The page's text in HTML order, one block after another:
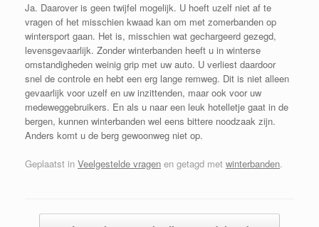
Ja. Daarover is geen twijfel mogelijk. U hoeft uzelf niet af te
vragen of het misschien kwaad kan om met zomerbanden op
wintersport gaan. Het is, misschien wat gechargeerd gezegd,
levensgevaarlijk. Zonder winterbanden heeft u in winterse
omstandigheden weinig grip met uw auto. U verliest daardoor
snel de controle en hebt een erg lange remweg. Dit is niet alleen
gevaarlijk voor uzelf en uw inzittenden, maar ook voor uw
medeweggebruikers. En als u naar een leuk hotelletje gaat in de
bergen, kunnen winterbanden wel eens bittere noodzaak zijn.
Anders komt u de berg gewoonweg niet op.
Geplaatst in Veelgestelde vragen en getagd met winterbanden.